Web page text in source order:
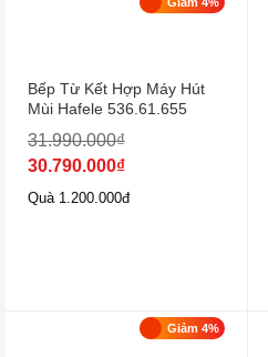
Bếp Từ Kết Hợp Máy Hút
Mùi Hafele 536.61.655
31.990.000₫
30.790.000₫
Quà 1.200.000đ
Giảm 4%